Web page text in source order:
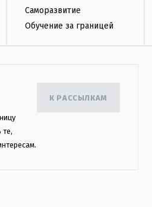
Саморазвитие
Обучение за границей
К РАССЫЛКАМ